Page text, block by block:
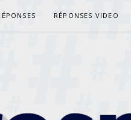
RÉPONSES VIDEO